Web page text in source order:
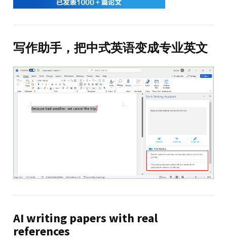
写作助手，把中式英语变成专业英文
AI writing papers with real
references